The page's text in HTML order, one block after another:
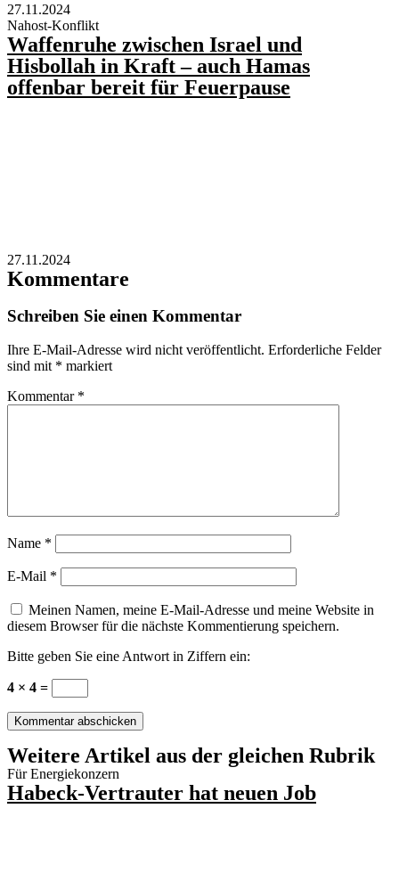
27.11.2024
Nahost-Konflikt
Waffenruhe zwischen Israel und
Hisbollah in Kraft – auch Hamas
offenbar bereit für Feuerpause
27.11.2024
Kommentare
Schreiben Sie einen Kommentar
Ihre E-Mail-Adresse wird nicht veröffentlicht. Erforderliche Felder
sind mit * markiert
Kommentar *
Name *
E-Mail *
Meinen Namen, meine E-Mail-Adresse und meine Website in
diesem Browser für die nächste Kommentierung speichern.
Bitte geben Sie eine Antwort in Ziffern ein:
4 × 4 =
Weitere Artikel aus der gleichen Rubrik
Für Energiekonzern
Habeck-Vertrauter hat neuen Job